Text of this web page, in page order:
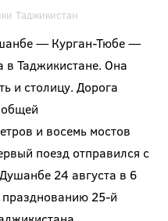
Таджикистан
— Курган-Тюбе —
в Таджикистане. Она
и столицу. Дорога
общей
и восемь мостов
поезд отправился с
24 августа в 6
празднованию 25-й